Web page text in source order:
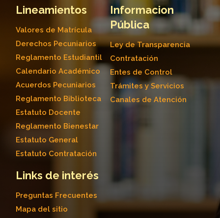
Lineamientos
Valores de Matrícula
Derechos Pecuniarios
Reglamento Estudiantil
Calendario Académico
Acuerdos Pecuniarios
Reglamento Biblioteca
Estatuto Docente
Reglamento Bienestar
Estatuto General
Estatuto Contratación
Informacion
Pública
Ley de Transparencia
Contratación
Entes de Control
Trámites y Servicios
Canales de Atención
Links de interés
Preguntas Frecuentes
Mapa del sitio